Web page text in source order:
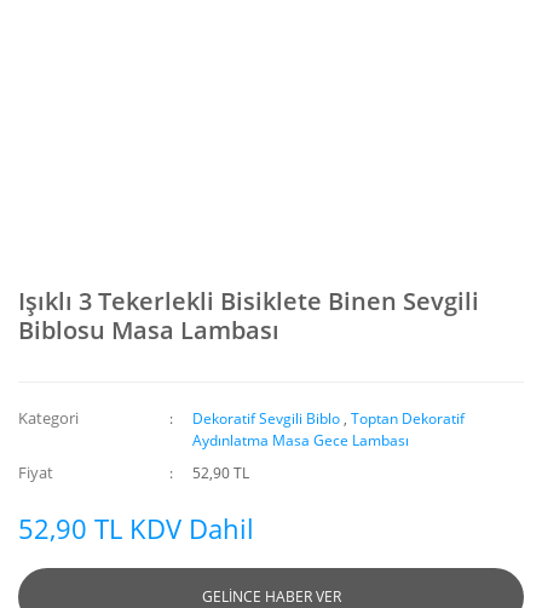
Işıklı 3 Tekerlekli Bisiklete Binen Sevgili
Biblosu Masa Lambası
Kategori Dekoratif Sevgili Biblo ,Toptan Dekoratif
Aydınlatma Masa Gece Lambası
Fiyat 52,90 TL
52,90 TL KDV Dahil
GELİNCE HABER VER